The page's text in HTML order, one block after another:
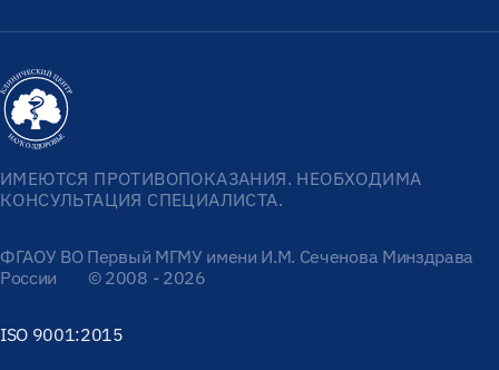
ИМЕЮТСЯ ПРОТИВОПОКАЗАНИЯ. НЕОБХОДИМА
КОНСУЛЬТАЦИЯ СПЕЦИАЛИСТА.
ФГАОУ ВО Первый МГМУ имени И.М. Сеченова Минздрава
России
© 2008 - 2026
ISO 9001:2015